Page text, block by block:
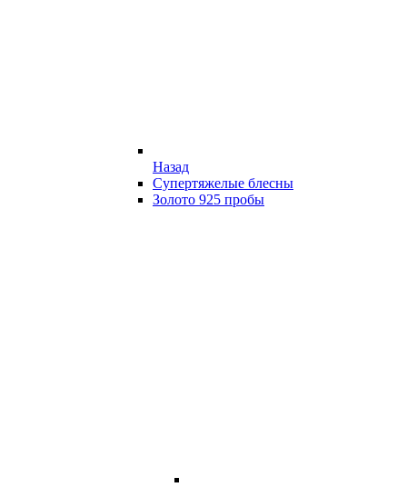
Назад
Супертяжелые блесны
Золото 925 пробы